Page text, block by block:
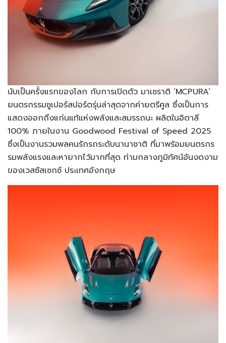
นับเป็นครั้งแรกของโลก กับการเปิดตัว มาเซราติ ‘MCPURA’
ยนตรกรรมซูเปอร์สปอร์ตรุ่นล่าสุดจากค่ายตรีศูล ซึ่งเป็นการ
แสดงออกถึงแก่นแท้แห่งพลังและสมรรถนะ ผลิตในอิตาลี
100% ภายในงาน Goodwood Festival of Speed 2025
ซึ่งเป็นงานรวมพลคนรักรถระดับนานาชาติ ที่มาพร้อมยนตรกร
รมพลังแรงและหายากไว้มากที่สุด ท่ามกลางภูมิทัศน์อันงดงาม
ของเวสซัสเซกซ์ ประเทศอังกฤษ